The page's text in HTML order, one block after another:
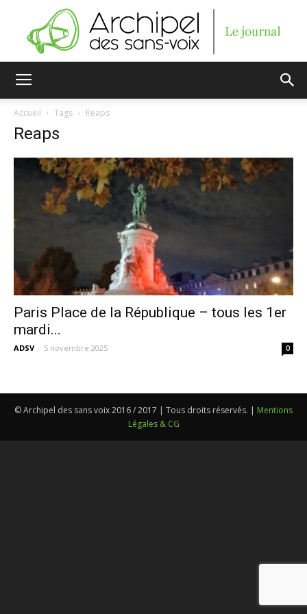
voix
Accueil Tags Reaps
Reaps
Paris Place de la République – tous les 1er
mardi...
ADSV - 5 novembre 2025 0
© Archipel des sans voix 2016 / 2017 | Tous droits réservés. | Mentions
Légales & CG